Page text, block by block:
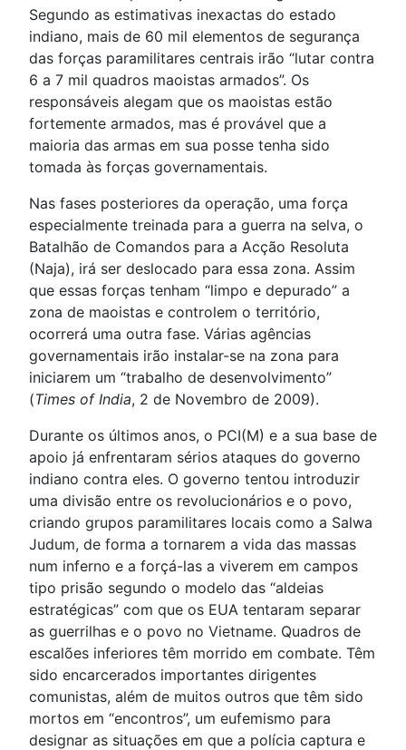
Segundo as estimativas inexactas do estado
indiano, mais de 60 mil elementos de segurança
das forças paramilitares centrais irão “lutar contra
6 a 7 mil quadros maoistas armados”. Os
responsáveis alegam que os maoistas estão
fortemente armados, mas é provável que a
maioria das armas em sua posse tenha sido
tomada às forças governamentais.
Nas fases posteriores da operação, uma força
especialmente treinada para a guerra na selva, o
Batalhão de Comandos para a Acção Resoluta
(Naja), irá ser deslocado para essa zona. Assim
que essas forças tenham “limpo e depurado” a
zona de maoistas e controlem o território,
ocorrerá uma outra fase. Várias agências
governamentais irão instalar-se na zona para
iniciarem um “trabalho de desenvolvimento”
(Times of India, 2 de Novembro de 2009).
Durante os últimos anos, o PCI(M) e a sua base de
apoio já enfrentaram sérios ataques do governo
indiano contra eles. O governo tentou introduzir
uma divisão entre os revolucionários e o povo,
criando grupos paramilitares locais como a Salwa
Judum, de forma a tornarem a vida das massas
num inferno e a forçá-las a viverem em campos
tipo prisão segundo o modelo das “aldeias
estratégicas” com que os EUA tentaram separar
as guerrilhas e o povo no Vietname. Quadros de
escalões inferiores têm morrido em combate. Têm
sido encarcerados importantes dirigentes
comunistas, além de muitos outros que têm sido
mortos em “encontros”, um eufemismo para
designar as situações em que a polícia captura e